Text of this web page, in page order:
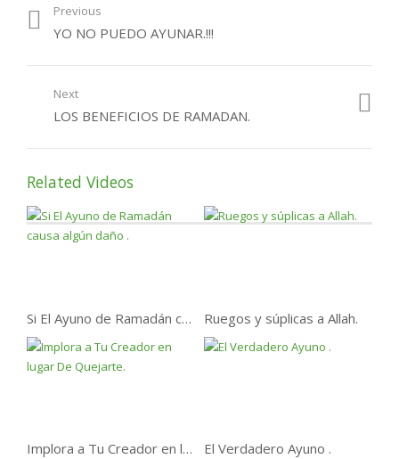
perdidos de Ramadan .
Previous
YO NO PUEDO AYUNAR.!!!
Next
LOS BENEFICIOS DE RAMADAN.
Related Videos
Si El Ayuno de Ramadán causa algún daño . Ruegos y súplicas a Allah.
Implora a Tu Creador en lugar De Quejarte. El Verdadero Ayuno .